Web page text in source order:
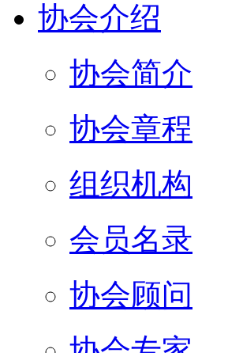
协会介绍
协会简介
协会章程
组织机构
会员名录
协会顾问